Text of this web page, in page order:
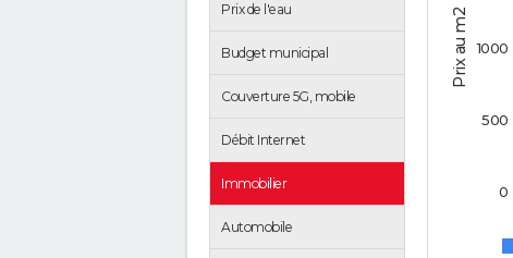
Prix de l'eau
Budget municipal
Couverture 5G, mobile
Débit Internet
Immobilier
Automobile
Prix au m2
0
500
1000